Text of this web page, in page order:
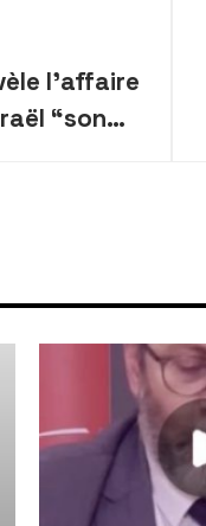
l’affaire
“son